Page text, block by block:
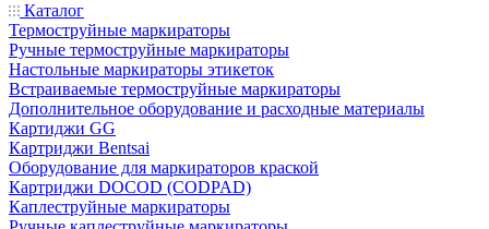
Каталог
Термоструйные маркираторы
Ручные термоструйные маркираторы
Настольные маркираторы этикеток
Встраиваемые термоструйные маркираторы
Дополнительное оборудование и расходные материалы
Картиджи GG
Картриджи Bentsai
Оборудование для маркираторов краской
Картриджи DOCOD (CODPAD)
Каплеструйные маркираторы